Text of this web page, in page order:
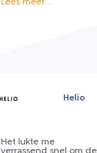
Lees meer…
Helio
Het lukte me